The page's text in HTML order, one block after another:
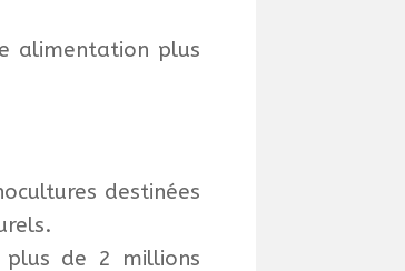
alimentation plus
destinées
de 2 millions